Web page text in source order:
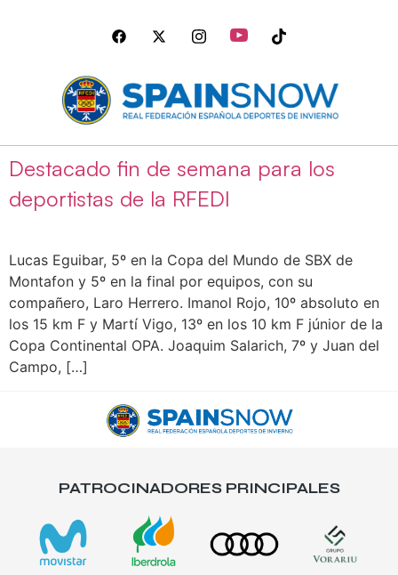
Destacado fin de semana para los
deportistas de la RFEDI
Lucas Eguibar, 5º en la Copa del Mundo de SBX de
Montafon y 5º en la final por equipos, con su
compañero, Laro Herrero. Imanol Rojo, 10º absoluto en
los 15 km F y Martí Vigo, 13º en los 10 km F júnior de la
Copa Continental OPA. Joaquim Salarich, 7º y Juan del
Campo, […]
PATROCINADORES PRINCIPALES